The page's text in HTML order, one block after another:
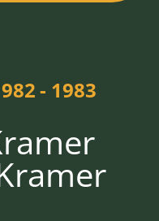
- 1983